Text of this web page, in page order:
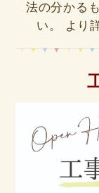
法の分かる
い。 より